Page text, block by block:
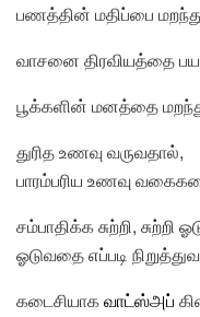
பணத்தின் மதிப்பை
வாசனை திரவியத்தை
பூக்களின் மனத்தை
துரித உணவு வருவதால்,
பாரம்பரிய உணவு
சம்பாதிக்க சுற்றி, சுற்றி
ஓடுவதை எப்படி
கடைசியாகவாட்ஸ்அப்